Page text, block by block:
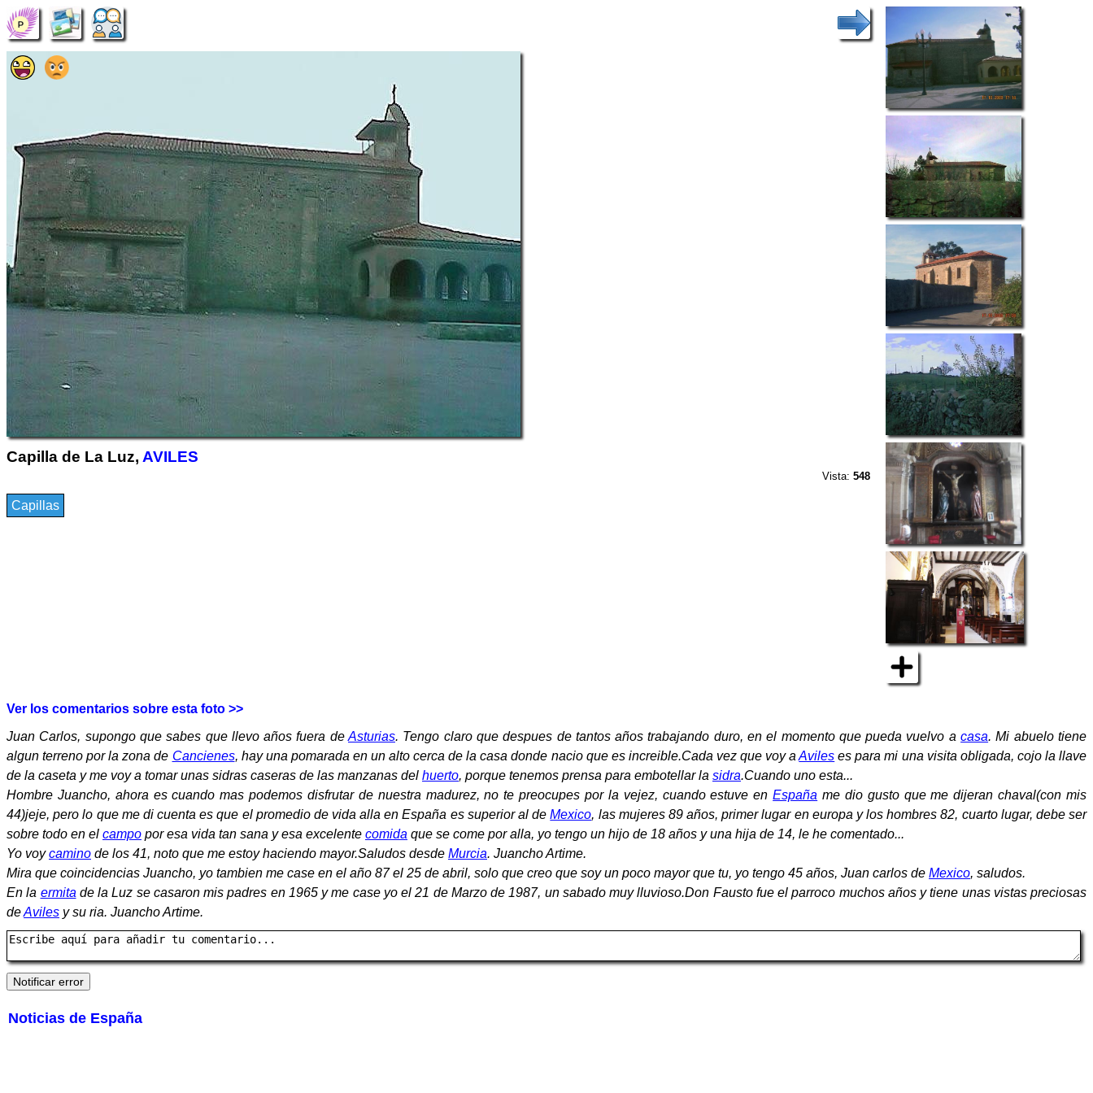
Capilla de La Luz, AVILES
Vista:548
Capillas
Ver los comentarios sobre esta foto >>
Juan Carlos, supongo que sabes que llevo años fuera de Asturias. Tengo claro que despues de tantos años trabajando duro, en el momento que pueda vuelvo acasa. Mi abuelo tiene
algun terreno por la zona de Cancienes, hay una pomarada en un alto cerca de la casa donde nacio que es increible.Cada vez que voy aAviles es para mi una visita obligada, cojo la llave
de la caseta y me voy a tomar unas sidras caseras de las manzanas del huerto, porque tenemos prensa para embotellar la sidra.Cuando uno esta...
Hombre Juancho, ahora es cuando mas podemos disfrutar de nuestra madurez, no te preocupes por la vejez, cuando estuve enEspaña me dio gusto que me dijeran chaval(con mis
44)jeje, pero lo que me di cuenta es que el promedio de vida alla en España es superior al deMexico, las mujeres 89 años, primer lugar en europa y los hombres 82, cuarto lugar, debe ser
sobre todo en el campo por esa vida tan sana y esa excelente comida que se come por alla, yo tengo un hijo de 18 años y una hija de 14, le he comentado...
Yo voycamino de los 41, noto que me estoy haciendo mayor.Saludos desde Murcia. Juancho Artime.
Mira que coincidencias Juancho, yo tambien me case en el año 87 el 25 de abril, solo que creo que soy un poco mayor que tu, yo tengo 45 años, Juan carlos de Mexico, saludos.
En la ermita de la Luz se casaron mis padres en 1965 y me case yo el 21 de Marzo de 1987, un sabado muy lluvioso.Don Fausto fue el parroco muchos años y tiene unas vistas preciosas
deAviles y su ria. Juancho Artime.
Noticias de España